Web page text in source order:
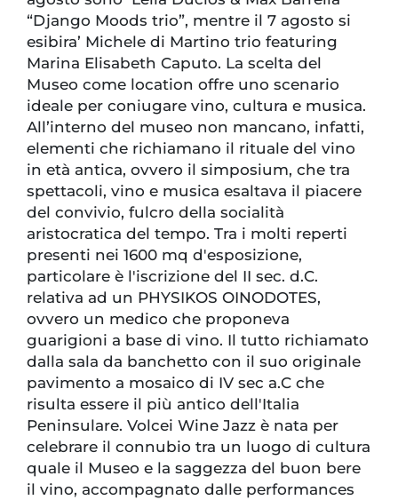
“Django Moods trio”, mentre il 7 agosto si
esibira’ Michele di Martino trio featuring
Marina Elisabeth Caputo. La scelta del
Museo come location offre uno scenario
ideale per coniugare vino, cultura e musica.
All’interno del museo non mancano, infatti,
elementi che richiamano il rituale del vino
in età antica, ovvero il simposium, che tra
spettacoli, vino e musica esaltava il piacere
del convivio, fulcro della socialità
aristocratica del tempo. Tra i molti reperti
presenti nei 1600 mq d'esposizione,
particolare è l'iscrizione del II sec. d.C.
relativa ad un PHYSIKOS OINODOTES,
ovvero un medico che proponeva
guarigioni a base di vino. Il tutto richiamato
dalla sala da banchetto con il suo originale
pavimento a mosaico di IV sec a.C che
risulta essere il più antico dell'Italia
Peninsulare. Volcei Wine Jazz è nata per
celebrare il connubio tra un luogo di cultura
quale il Museo e la saggezza del buon bere
il vino, accompagnato dalle performances